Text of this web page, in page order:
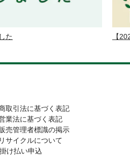
た 【
取引法に基づく表記
業法に基づく表記
売管理者標識の掲示
サイクルについて
け払い申込